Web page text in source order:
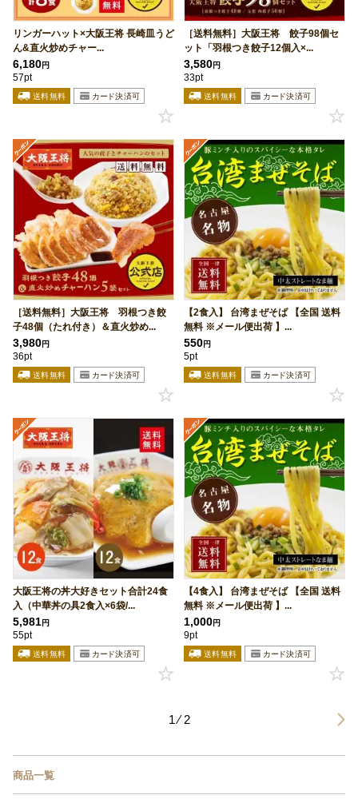
リンガーハット×大阪王将 長崎皿うど
ん&直火炒めチャー...
6,180円
57pt
［送料無料］大阪王将 餃子98個セ
ット「羽根つき餃子12個入×...
3,580円
33pt
［送料無料］大阪王将 羽根つき餃
子48個（たれ付き）＆直火炒め...
3,980円
36pt
【2食入】 台湾まぜそば 【全国 送料
無料 ※メール便出荷 】...
550円
5pt
大阪王将の丼大好きセット合計24食
入（中華丼の具2食入×6袋/...
5,981円
55pt
【4食入】 台湾まぜそば 【全国 送料
無料 ※メール便出荷 】...
1,000円
9pt
1 ⁄ 2
商品一覧